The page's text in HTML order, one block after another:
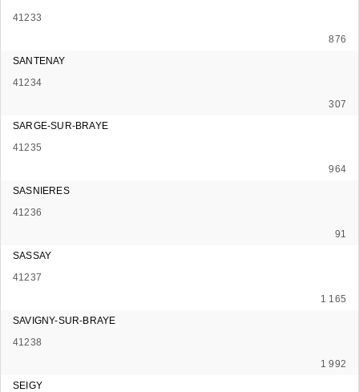
41233
876
SANTENAY
41234
307
SARGE-SUR-BRAYE
41235
964
SASNIERES
41236
91
SASSAY
41237
1 165
SAVIGNY-SUR-BRAYE
41238
1 992
SEIGY